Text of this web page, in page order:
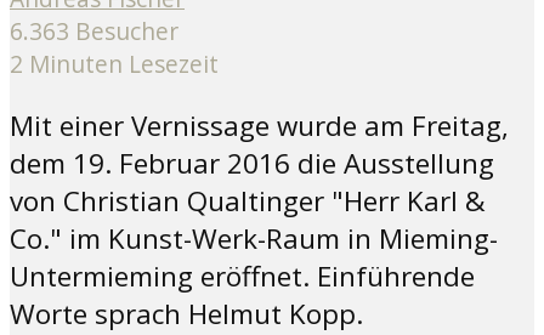
6.363 Besucher
2 Minuten Lesezeit
Mit einer Vernissage wurde am Freitag,
dem 19. Februar 2016 die Ausstellung
von Christian Qualtinger "Herr Karl &
Co." im Kunst-Werk-Raum in Mieming-
Untermieming eröffnet. Einführende
Worte sprach Helmut Kopp.